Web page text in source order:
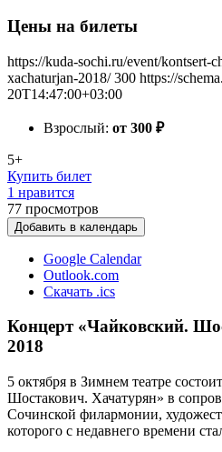
Цены на билеты
https://kuda-sochi.ru/event/kontsert-
xachaturjan-2018/ 300 https://
20T14:47:00+03:00
Взрослый: от 300 ₽
5+
Купить билет
1 нравится
77 просмотров
Добавить в календарь
Google Calendar
Outlook.com
Скачать .ics
Концерт «Чайковский.
2018
5 октября в Зимнем театре
Шостакович. Хачатурян» в
Сочинской филармонии,
которого с недавнего времени